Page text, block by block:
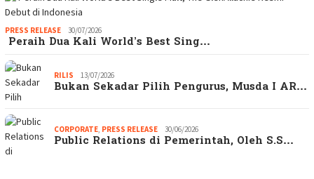
PRESS RELEASE 30/07/2026
Peraih Dua Kali World’s Best Sing…
RILIS 13/07/2026
Bukan Sekadar Pilih Pengurus, Musda I AR…
CORPORATE, PRESS RELEASE 30/06/2026
Public Relations di Pemerintah, Oleh S.S…